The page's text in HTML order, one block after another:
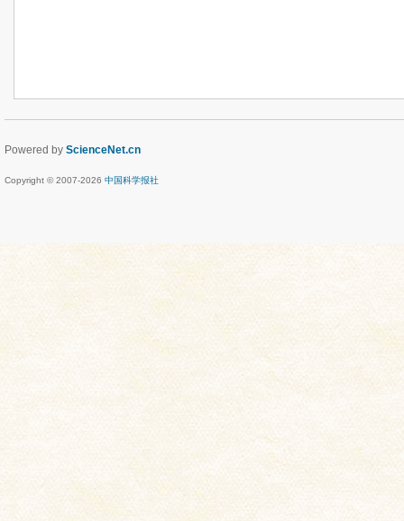
Powered by ScienceNet.cn
Copyright © 2007-2026 中国科学报社